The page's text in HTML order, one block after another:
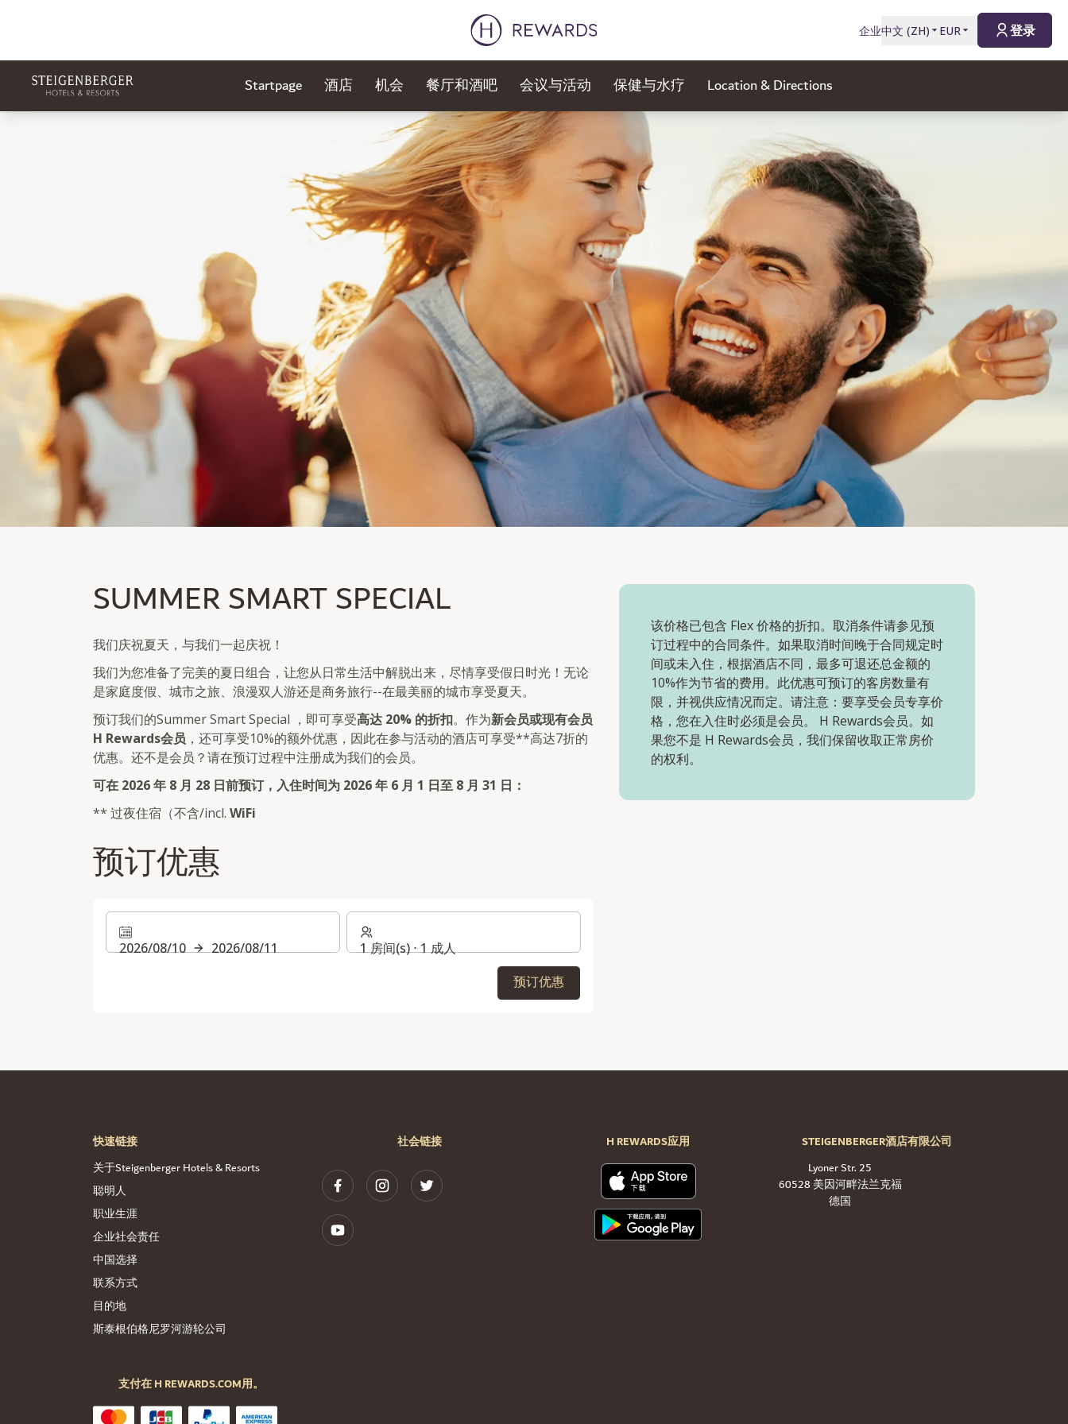
企业中文 (ZH) EUR 登录
Startpage 酒店 机会 餐厅和酒吧 会议与活动 保健与水疗 Location & Directions
成为会员可享受高达 30% 的折扣
过夜住宿不含/incl.
SUMMER SMART SPECIAL
我们庆祝夏天，与我们一起庆祝！
我们为您准备了完美的夏日组合，让您从日常生活中解脱出来，尽情享受假日时光！无论
是家庭度假、城市之旅、浪漫双人游还是商务旅行--在最美丽的城市享受夏天。
预订我们的Summer Smart Special ，即可享受高达 20% 的折扣。作为新会员或现有会员
H Rewards会员 ，还可享受10%的额外优惠，因此在参与活动的酒店可享受**高达7折的
优惠。还不是会员？请在预订过程中注册成为我们的会员。
可在 2026 年 8 月 28 日前预订，入住时间为 2026 年 6 月 1 日至 8 月 31 日：
** 过夜住宿（不含/incl. WiFi
预订优惠
2026/08/10 2026/08/11 1 房间(s) ⋅ 1 成人
预订优惠
该价格已包含 Flex 价格的折扣。取消条件请参见预
订过程中的合同条件。如果取消时间晚于合同规定时
间或未入住，根据酒店不同，最多可退还总金额的
10%作为节省的费用。此优惠可预订的客房数量有
限，并视供应情况而定。请注意：要享受会员专享价
格，您在入住时必须是会员。 H Rewards会员。如
果您不是 H Rewards会员，我们保留收取正常房价
的权利。
快速链接
关于Steigenberger Hotels & Resorts
聪明人
职业生涯
企业社会责任
中国选择
联系方式
目的地
斯泰根伯格尼罗河游轮公司
社会链接 H REWARDS应用
STEIGENBERGER酒店有限公司
Lyoner Str. 25
60528 美因河畔法兰克福
德国
支付在 H REWARDS.COM用。